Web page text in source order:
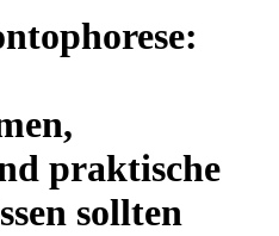
praktische
sollten